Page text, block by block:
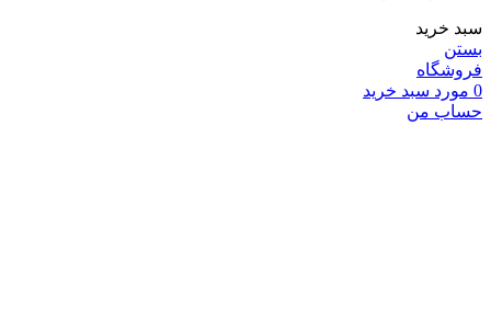
سبد خرید
بستن
فروشگاه
0 مورد سبد خرید
حساب من